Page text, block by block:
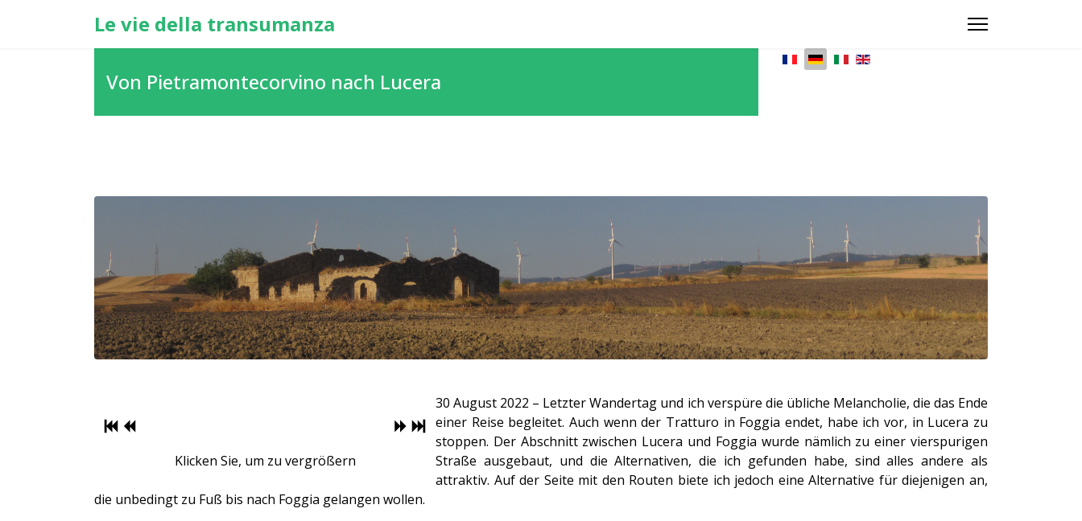
Le vie della transumanza
Von Pietramontecorvino nach Lucera
Sprache auswählen
Klicken Sie, um zu vergrößern
30 August 2022 – Letzter Wandertag und ich verspüre die übliche Melancholie, die das Ende
einer Reise begleitet. Auch wenn der Tratturo in Foggia endet, habe ich vor, in Lucera zu
stoppen. Der Abschnitt zwischen Lucera und Foggia wurde nämlich zu einer vierspurigen
Straße ausgebaut, und die Alternativen, die ich gefunden habe, sind alles andere als
attraktiv. Auf der Seite mit den Routen biete ich jedoch eine Alternative für diejenigen an,
die unbedingt zu Fuß bis nach Foggia gelangen wollen.